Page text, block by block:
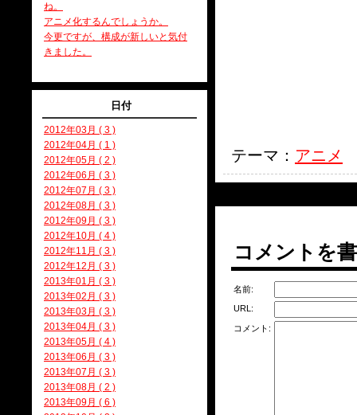
テーマ： アニメ
コメントを
名前:
URL:
コメント:
ね。
アニメ化するんでしょうか。
今更ですが、構成が新しいと気付
きました。
日付
2012年03月 ( 3 )
2012年04月 ( 1 )
2012年05月 ( 2 )
2012年06月 ( 3 )
2012年07月 ( 3 )
2012年08月 ( 3 )
2012年09月 ( 3 )
2012年10月 ( 4 )
2012年11月 ( 3 )
2012年12月 ( 3 )
2013年01月 ( 3 )
2013年02月 ( 3 )
2013年03月 ( 3 )
2013年04月 ( 3 )
2013年05月 ( 4 )
2013年06月 ( 3 )
2013年07月 ( 3 )
2013年08月 ( 2 )
2013年09月 ( 6 )